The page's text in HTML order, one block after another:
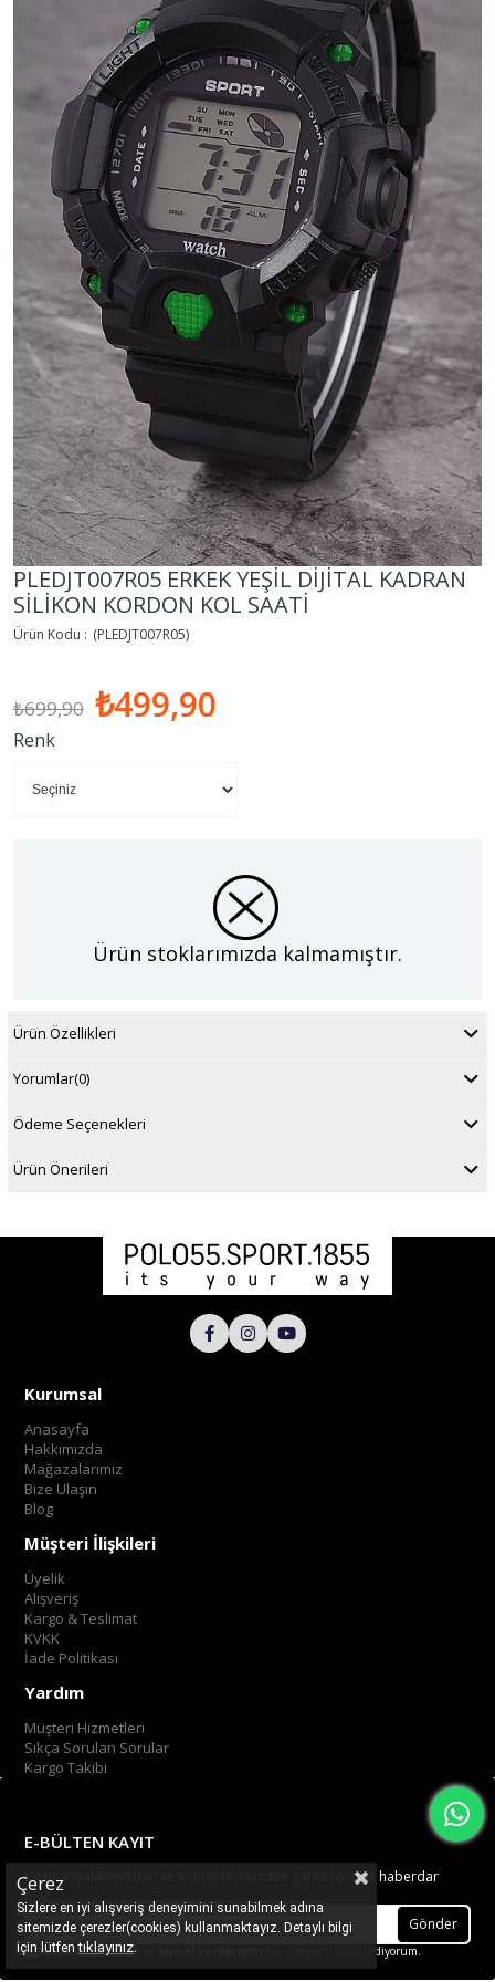
PLEDJT007R05 ERKEK YEŞİL DİJİTAL KADRAN
SİLİKON KORDON KOL SAATİ
(PLEDJT007R05)
₺699,90 ₺499,90
Renk
Ürün stoklarımızda kalmamıştır.
Ürün Özellikleri
Yorumlar(0)
Ödeme Seçenekleri
Ürün Önerileri
Kurumsal
Anasayfa
Hakkımızda
Mağazalarımız
Bize Ulaşın
Blog
Müşteri İlişkileri
Üyelik
Alışveriş
Kargo & Teslimat
KVKK
İade Politikası
Yardım
Müşteri Hizmetleri
Sıkça Sorulan Sorular
Kargo Takibi
E-BÜLTEN KAYIT
Kampanyalarımızdan ve indirimlerimizden güncel olarak haberdar
olun.
Gönder
Üyelik koşullarını korunmasını kabul ediyorum.
Çerez
Sizlere en iyi alışveriş deneyimini sunabilmek adına
sitemizde çerezler(cookies) kullanmaktayız. Detaylı bilgi
için lütfentıklayınız.